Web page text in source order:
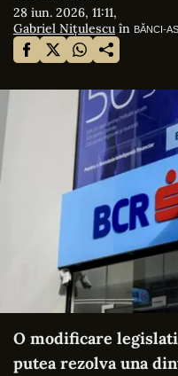
28 iun. 2026, 11:11,
Gabriel Nițulescu în BĂNCI-
O modificare
putea rezolva una